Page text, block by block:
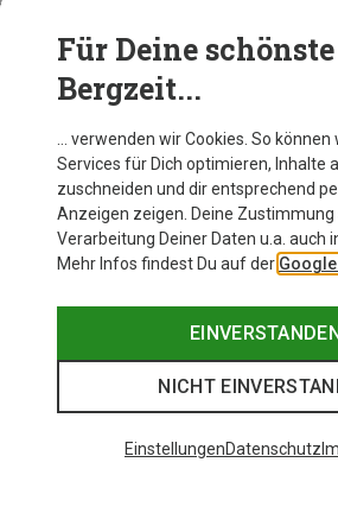
BEKLEIDUNG
Für Deine schönste
Bergzeit...
… verwenden wir Cookies. So können
Services für Dich optimieren, Inhalte
zuschneiden und dir entsprechend
Anzeigen zeigen. Deine
Verarbeitung Deiner Daten u.a. auch
Mehr Infos findest Du auf der
NICHT
EinstellungenDatenschutz